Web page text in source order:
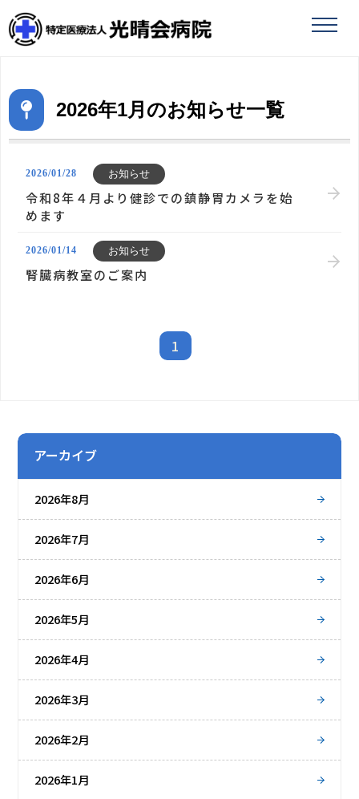
toggle
アーカイブ
2026年8月
2026年7月
2026年6月
2026年5月
2026年4月
2026年3月
2026年2月
2026年1月
2026年1月のお知らせ一覧
2026/01/28 お知らせ
令和8年４月より健診での鎮静胃カメラを始
めます
2026/01/14 お知らせ
腎臓病教室のご案内
1